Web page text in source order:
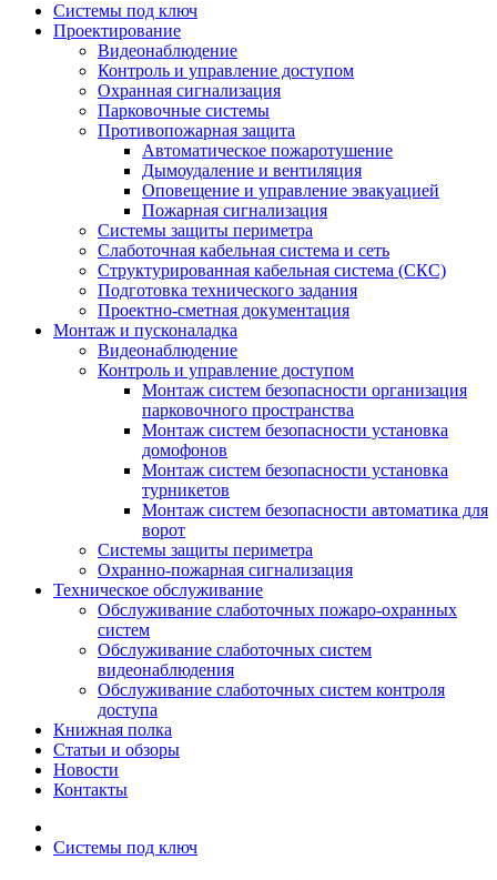
Системы под ключ
Проектирование
Видеонаблюдение
Контроль и управление доступом
Охранная сигнализация
Парковочные системы
Противопожарная защита
Автоматическое пожаротушение
Дымоудаление и вентиляция
Оповещение и управление эвакуацией
Пожарная сигнализация
Системы защиты периметра
Слаботочная кабельная система и сеть
Структурированная кабельная система (СКС)
Подготовка технического задания
Проектно-сметная документация
Монтаж и пусконаладка
Видеонаблюдение
Контроль и управление доступом
Монтаж систем безопасности организация
парковочного пространства
Монтаж систем безопасности установка
домофонов
Монтаж систем безопасности установка
турникетов
Монтаж систем безопасности автоматика для
ворот
Системы защиты периметра
Охранно-пожарная сигнализация
Техническое обслуживание
Обслуживание слаботочных пожаро-охранных
систем
Обслуживание слаботочных систем
видеонаблюдения
Обслуживание слаботочных систем контроля
доступа
Книжная полка
Статьи и обзоры
Новости
Контакты
Системы под ключ